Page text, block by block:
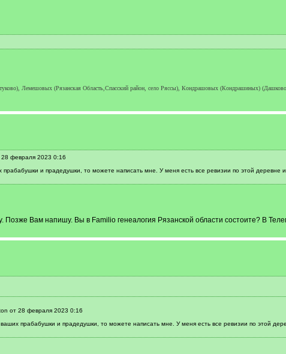
Лемешовых (Рязанская Область,Спасский район, село Ряссы), Кондрашовых (Кондрашиных)
28 февраля 2023 0:16
и прадедушки, то можете написать мне. У меня есть все ревизии по этой
Вам напишу. Вы в Familio генеалогия Рязанской области состоите? В
от 28 февраля 2023 0:16
прабабушки и прадедушки, то можете написать мне. У меня есть все ревизии по этой